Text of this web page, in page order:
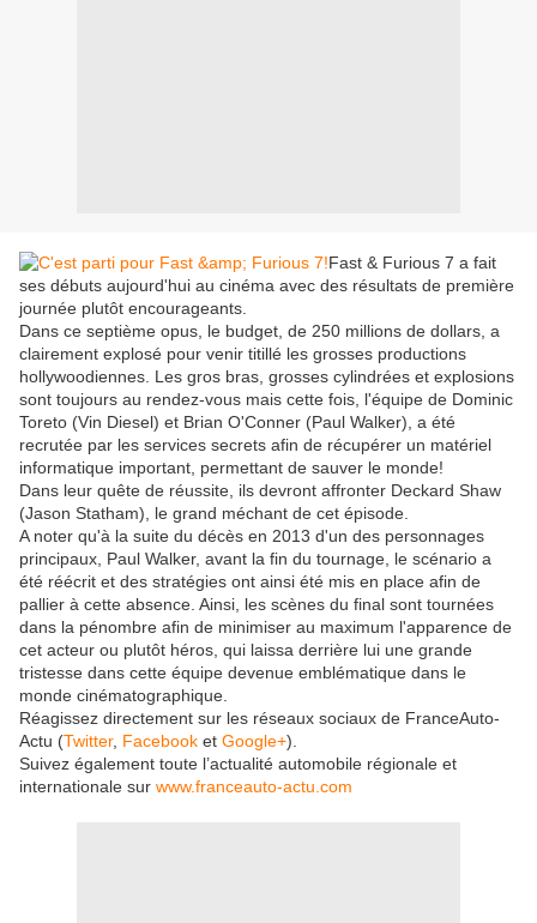
Fast & Furious 7 a fait
ses débuts aujourd'hui au cinéma avec des résultats de première
journée plutôt encourageants.
Dans ce septième opus, le budget, de 250 millions de dollars, a
clairement explosé pour venir titillé les grosses productions
hollywoodiennes. Les gros bras, grosses cylindrées et explosions
sont toujours au rendez-vous mais cette fois, l'équipe de Dominic
Toreto (Vin Diesel) et Brian O'Conner (Paul Walker), a été
recrutée par les services secrets afin de récupérer un matériel
informatique important, permettant de sauver le monde!
Dans leur quête de réussite, ils devront affronter Deckard Shaw
(Jason Statham), le grand méchant de cet épisode.
A noter qu'à la suite du décès en 2013 d'un des personnages
principaux, Paul Walker, avant la fin du tournage, le scénario a
été réécrit et des stratégies ont ainsi été mis en place afin de
pallier à cette absence. Ainsi, les scènes du final sont tournées
dans la pénombre afin de minimiser au maximum l'apparence de
cet acteur ou plutôt héros, qui laissa derrière lui une grande
tristesse dans cette équipe devenue emblématique dans le
monde cinématographique.
Réagissez directement sur les réseaux sociaux de FranceAuto-
Actu (Twitter, Facebook et Google+).
Suivez également toute l’actualité automobile régionale et
internationale sur www.franceauto-actu.com